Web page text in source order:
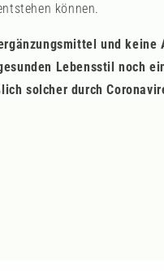
können.
und
Lebensstil noch
solcher durch